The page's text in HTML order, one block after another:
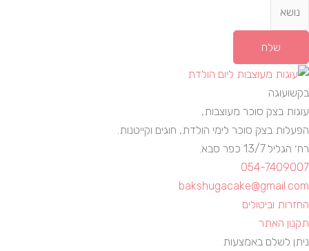
שלח
בקשועוגה
עוגות בצק סוכר מעוצבות,
הפעלות בצק סוכר לימי הולדת, חוגים וקייטנות.
רח׳ הגליל 13/7 כפר סבא.
054-7409007
bakshugacake@gmail.com
החזרות וביטולים
תקנון האתר
ניתן לשלם באמצעות